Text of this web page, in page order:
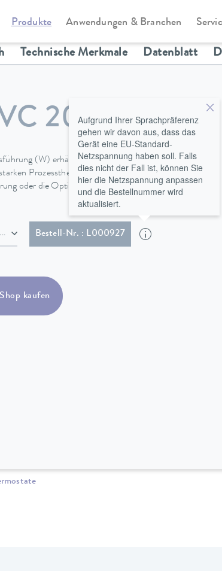
Produkte Anwendungen & Branchen
Prozessthermostate Variocool
2000
(W) erhältlich und mit
Prozessthermostate im
oder die Option für eine
Stecker (CEE7/7)
Bestell-Nr. : L000927
Aufgrund Ihrer Sprachpräferenz
gehen wir davon aus, dass das
Gerät eine EU-Standard-
Netzspannung haben soll. Falls
dies nicht der Fall ist, können Sie
hier die Netzspannung anpassen
und die Bestellnummer wird
aktualisiert.
kaufen
Technische Merkmale Datenblatt